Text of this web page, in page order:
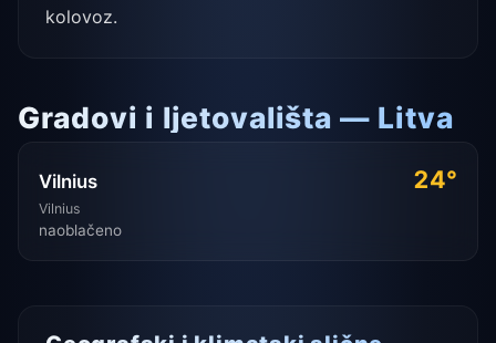
kolovoz.
Gradovi i ljetovališta — Litva
Vilnius 24°
Vilnius
naoblačeno